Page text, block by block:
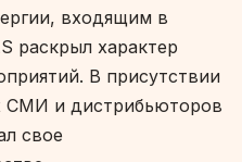
входящим в
раскрыл характер
В присутствии
СМИ и дистрибьюторов
свое